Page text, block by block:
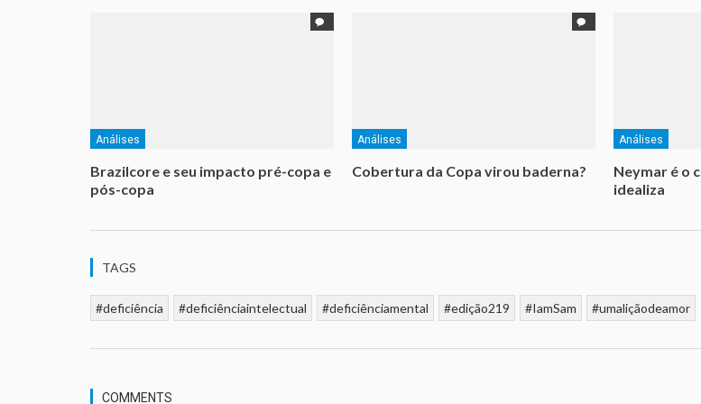
Análises
Brazilcore e seu impacto pré-copa e
pós-copa
Análises
Cobertura da Copa virou baderna?
Análises
Neymar é o
idealiza
TAGS
#deficiência #deficiênciaintelectual #deficiênciamental #edição219 #IamSam #umaliçãodeamor
COMMENTS